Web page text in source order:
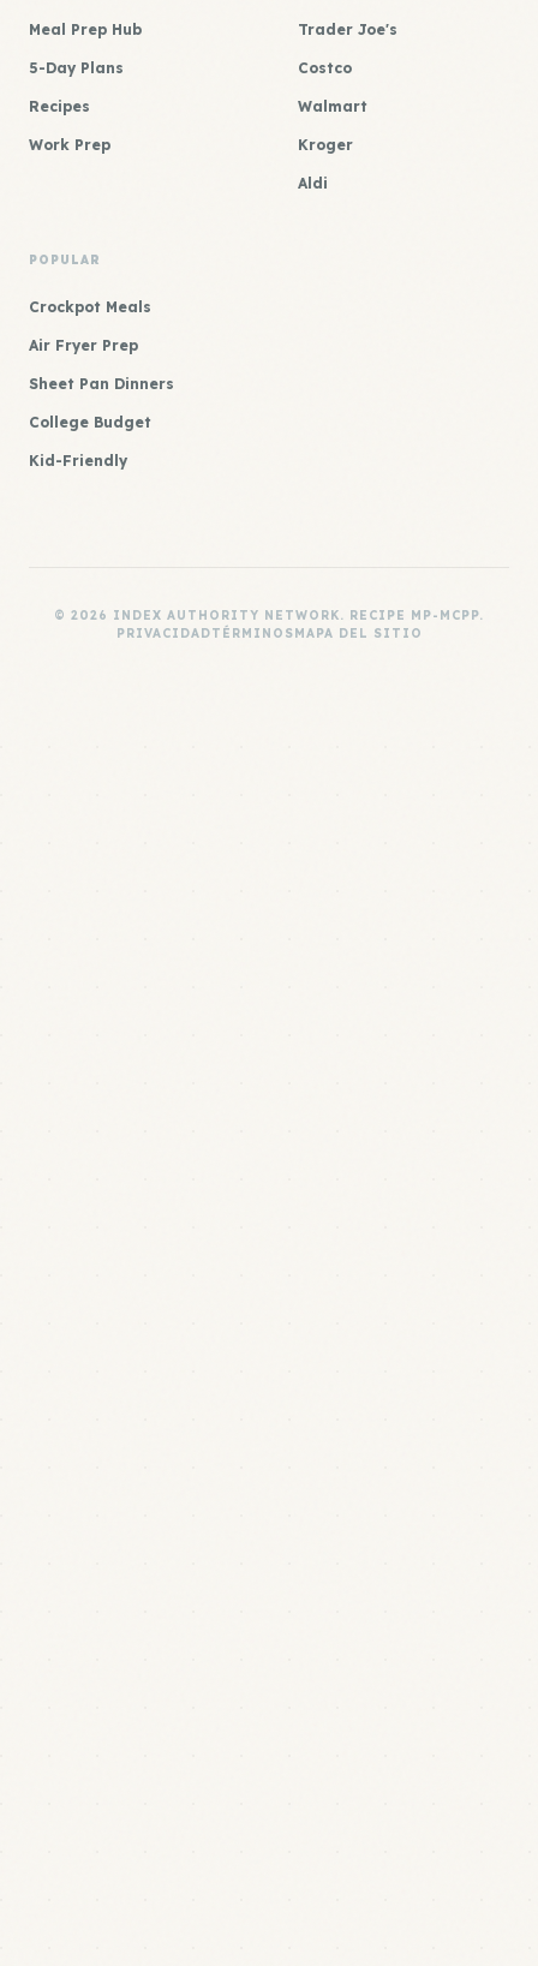
Meal Prep Hub
5-Day Plans
Recipes
Work Prep
Trader Joe's
Costco
Walmart
Kroger
Aldi
POPULAR
Crockpot Meals
Air Fryer Prep
Sheet Pan Dinners
College Budget
Kid-Friendly
© 2026 INDEX AUTHORITY NETWORK. RECIPE MP-MCPP.
PRIVACIDADTÉRMINOSMAPA DEL SITIO